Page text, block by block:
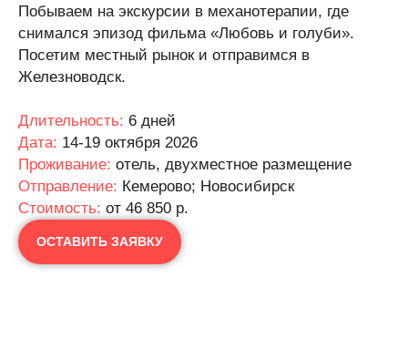
Побываем на экскурсии в механотерапии, где
снимался эпизод фильма «Любовь и голуби».
Посетим местный рынок и отправимся в
Железноводск.
Длительность: 6 дней
Дата: 14-19 октября 2026
Проживание: отель, двухместное размещение
Отправление: Кемерово; Новосибирск
Cтоимость: от 46 850 р.
ОСТАВИТЬ ЗАЯВКУ